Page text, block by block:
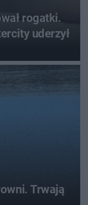
rogatki.
uderzył
Trwają